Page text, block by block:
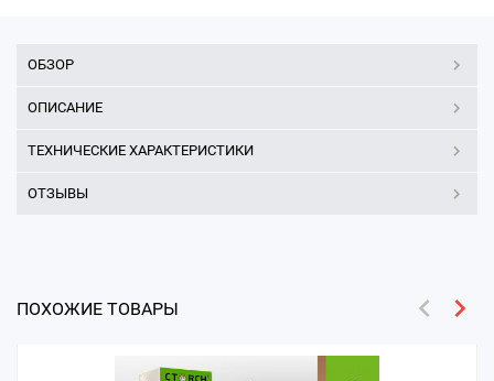
ОБЗОР
ОПИСАНИЕ
ТЕХНИЧЕСКИЕ ХАРАКТЕРИСТИКИ
ОТЗЫВЫ
ПОХОЖИЕ ТОВАРЫ